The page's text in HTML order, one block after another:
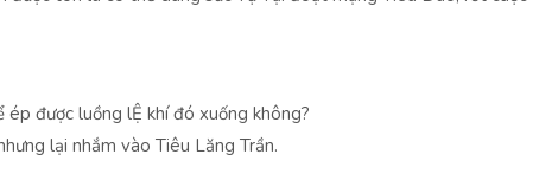
được luồng lỆ khí đó xuống không?
lại nhắm vào Tiêu Lăng Trần.